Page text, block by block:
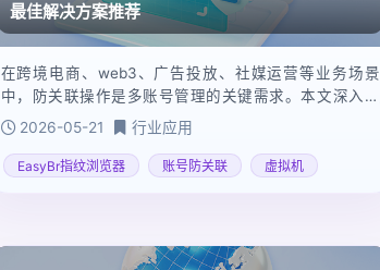
最佳解决方案推荐
在跨境电商、web3、广告投放、社媒运营等业务场景
中，防关联操作是多账号管理的关键需求。本文深入对
比了虚拟机和指纹浏览器在技术原理、资源消耗、操作
在隐私保护和多账号管理中的专业性和高效性。同时，
2026-05-21 行业应用
EasyBr指纹浏览器 账号防关联 虚拟机